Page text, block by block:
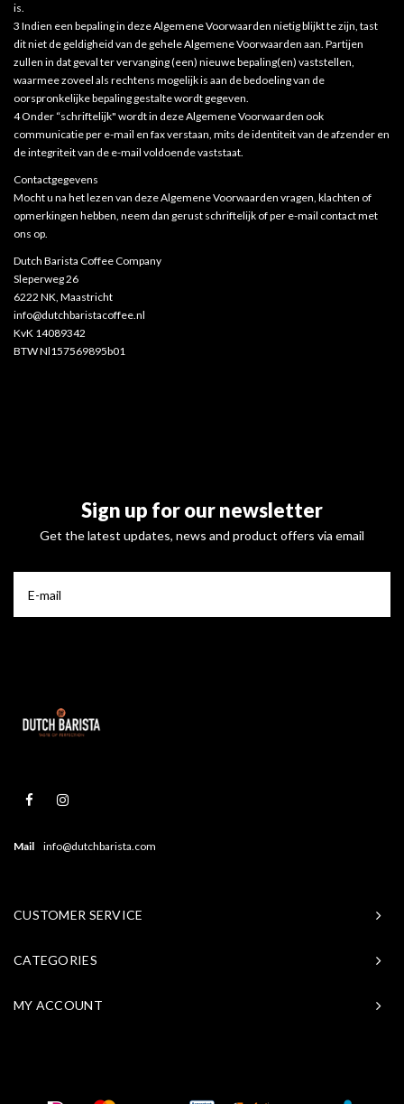
is.
3 Indien een bepaling in deze Algemene Voorwaarden nietig blijkt te zijn, tast
dit niet de geldigheid van de gehele Algemene Voorwaarden aan. Partijen
zullen in dat geval ter vervanging (een) nieuwe bepaling(en) vaststellen,
waarmee zoveel als rechtens mogelijk is aan de bedoeling van de
oorspronkelijke bepaling gestalte wordt gegeven.
4 Onder “schriftelijk" wordt in deze Algemene Voorwaarden ook
communicatie per e-mail en fax verstaan, mits de identiteit van de afzender en
de integriteit van de e-mail voldoende vaststaat.
Contactgegevens
Mocht u na het lezen van deze Algemene Voorwaarden vragen, klachten of
opmerkingen hebben, neem dan gerust schriftelijk of per e-mail contact met
ons op.
Dutch Barista Coffee Company
Sleperweg 26
6222 NK, Maastricht
info@dutchbaristacoffee.nl
KvK 14089342
BTW Nl157569895b01
Sign up for our newsletter
Get the latest updates, news and product offers via email
Mail info@dutchbarista.com
CUSTOMER SERVICE
CATEGORIES
MY ACCOUNT